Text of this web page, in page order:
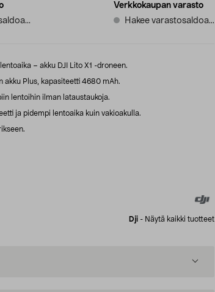
Verkkokaupan varasto
Hakee varastosaldoa...
– akku DJI Lito X1 -droneen.
akku Plus, kapasiteetti 4680 mAh.
lentoihin ilman lataustaukoja.
ja pidempi lentoaika kuin vakioakulla.
Dji - Näytä kaikki tuotteet